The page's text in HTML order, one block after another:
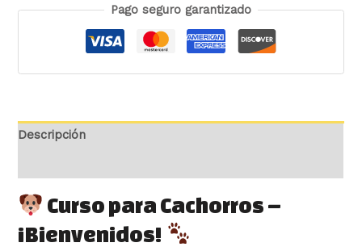
Pago seguro garantizado
Descripción
Curso para Cachorros –
¡Bienvenidos!